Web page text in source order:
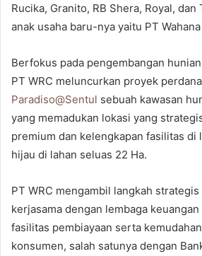
Rucika, Granito, RB Shera, Royal,
anak usaha baru-nya yaitu PT
Berfokus pada pengembangan
PT WRC meluncurkan proyek
Paradiso@Sentul sebuah kawasan
yang memadukan lokasi yang
premium dan kelengkapan fasilitas di
hijau di lahan seluas 22 Ha.
PT WRC mengambil langkah
kerjasama dengan lembaga
fasilitas pembiayaan serta
konsumen, salah satunya dengan